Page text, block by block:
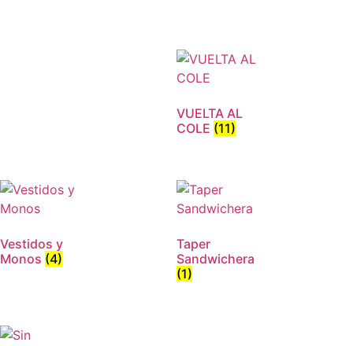
VUELTA AL
COLE (11)
Vestidos y
Monos (4)
Taper
Sandwichera
(1)